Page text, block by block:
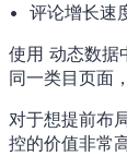
• 评论增长速
使用 动态数据
同一类目页面
对于想提前布
控的价值非常高